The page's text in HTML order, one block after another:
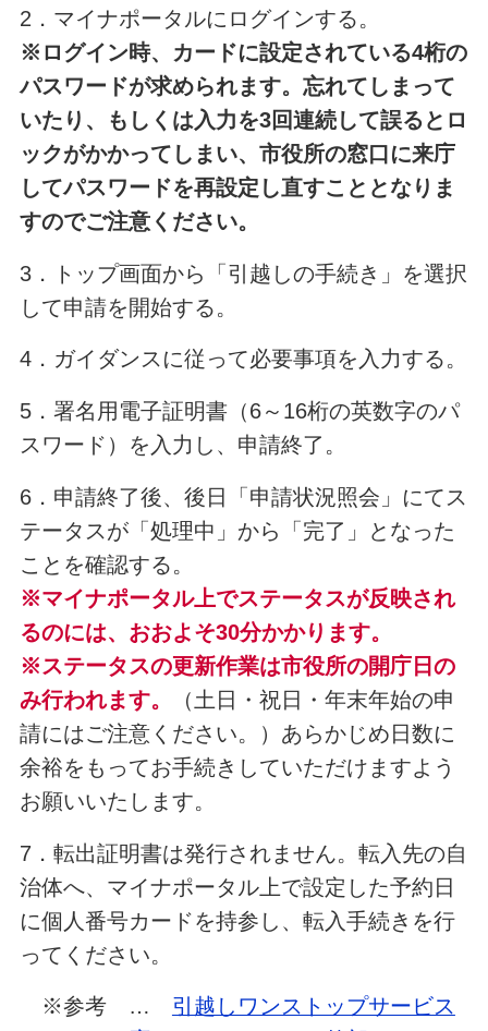
2．マイナポータルにログインする。
※ログイン時、カードに設定されている4桁の
パスワードが求められます。忘れてしまって
いたり、もしくは入力を3回連続して誤るとロ
ックがかかってしまい、市役所の窓口に来庁
してパスワードを再設定し直すこととなりま
すのでご注意ください。
3．トップ画面から「引越しの手続き」を選択
して申請を開始する。
4．ガイダンスに従って必要事項を入力する。
5．署名用電子証明書（6～16桁の英数字のパ
スワード）を入力し、申請終了。
6．申請終了後、後日「申請状況照会」にてス
テータスが「処理中」から「完了」となった
ことを確認する。
※マイナポータル上でステータスが反映され
るのには、おおよそ30分かかります。
※ステータスの更新作業は市役所の開庁日の
み行われます。
（土日・祝日・年末年始の申
請にはご注意ください。）あらかじめ日数に
余裕をもってお手続きしていただけますよう
お願いいたします。
7．転出証明書は発行されません。転入先の自
治体へ、マイナポータル上で設定した予約日
に個人番号カードを持参し、転入手続きを行
ってください。
※参考 … 引越しワンストップサービス